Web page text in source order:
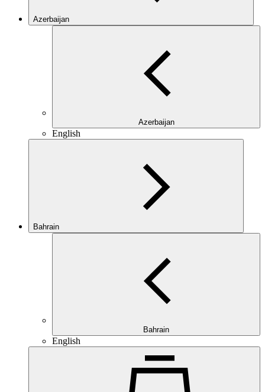
Azerbaijan
Azerbaijan
English
Bahrain
Bahrain
English